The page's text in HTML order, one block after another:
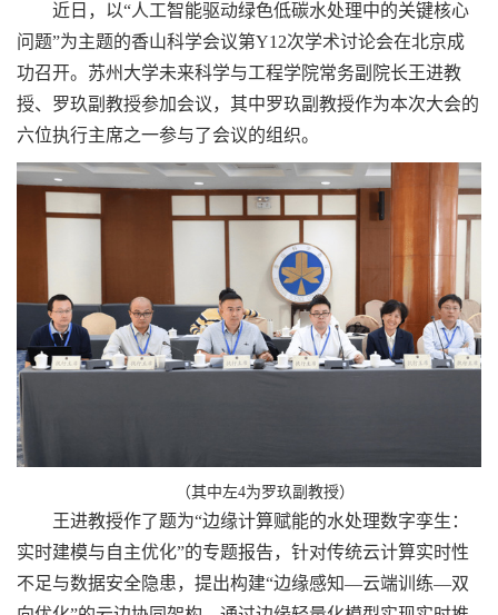
近日，以“人工智能驱动绿色低碳水处理中的关键核心
问题”为主题的香山科学会议第Y12次学术讨论会在北京成
功召开。苏州大学未来科学与工程学院常务副院长王进教
授、罗玖副教授参加会议，其中罗玖副教授作为本次大会的
六位执行主席之一参与了会议的组织。
（其中左4为罗玖副教授）
王进教授作了题为“边缘计算赋能的水处理数字孪生：
实时建模与自主优化”的专题报告，针对传统云计算实时性
不足与数据安全隐患，提出构建“边缘感知—云端训练—双